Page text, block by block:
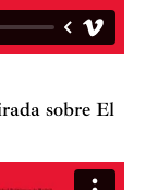
sobre El